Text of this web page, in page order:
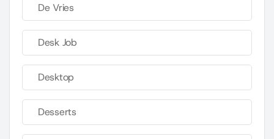
De Vries
Desk Job
Desktop
Desserts